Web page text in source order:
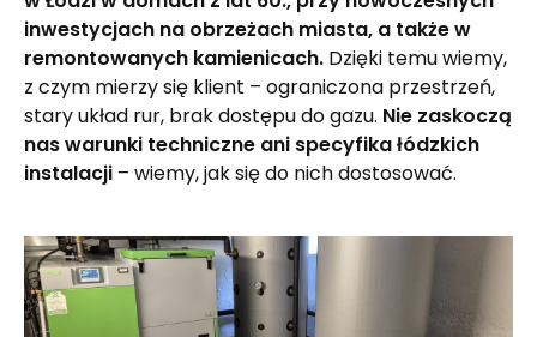
inwestycjach na obrzeżach miasta, a także w
remontowanych kamienicach. Dzięki temu wiemy,
z czym mierzy się klient – ograniczona przestrzeń,
stary układ rur, brak dostępu do gazu. Nie zaskoczą
nas warunki techniczne ani specyfika łódzkich
instalacji – wiemy, jak się do nich dostosować.